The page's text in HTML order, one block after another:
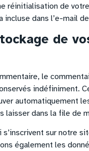
réinitialisation de
incluse dans l’e-mail
de
le
indéfiniment.
automatiquement
laisser dans la file de
sur notre
également les